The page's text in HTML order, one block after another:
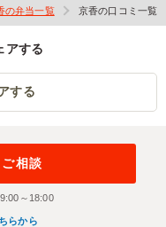
の弁当一覧 京香の口コミ一覧
アする
する
相談
～18:00
らから